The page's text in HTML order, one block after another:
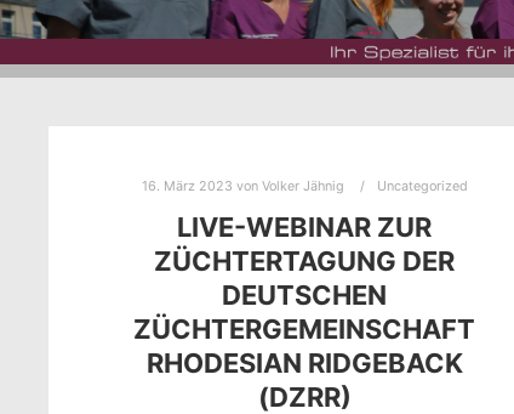
16. März 2023 von Volker Jähnig Uncategorized
LIVE-WEBINAR ZUR
ZÜCHTERTAGUNG DER
DEUTSCHEN
ZÜCHTERGEMEINSCHAFT
RHODESIAN RIDGEBACK
(DZRR)